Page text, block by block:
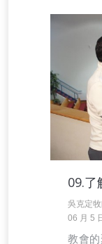
09.
吳克定
06 月 5
教會